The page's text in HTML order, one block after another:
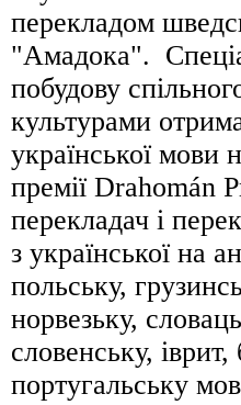
перекладом
"Амадока".
побудову
культурами
української мови
премії Drahomán
перекладач і
з української на
польську,
норвезьку,
словенську,
португальську